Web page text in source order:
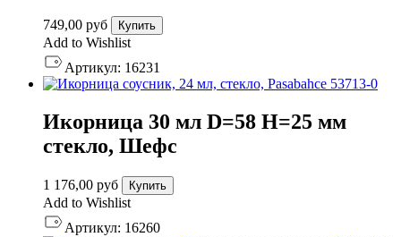
749,00 руб Купить
Add to Wishlist
Артикул: 16231
Икорница 30 мл D=58 H=25 мм
стекло, Шефс
1 176,00 руб Купить
Add to Wishlist
Артикул: 16260